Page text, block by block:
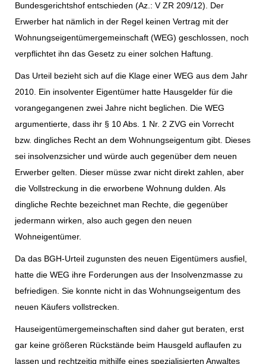
Bundesgerichtshof entschieden (Az.: V ZR 209/12). Der
Erwerber hat nämlich in der Regel keinen Vertrag mit der
Wohnungseigentümergemeinschaft (WEG) geschlossen, noch
verpflichtet ihn das Gesetz zu einer solchen Haftung.
Das Urteil bezieht sich auf die Klage einer WEG aus dem Jahr
2010. Ein insolventer Eigentümer hatte Hausgelder für die
vorangegangenen zwei Jahre nicht beglichen. Die WEG
argumentierte, dass ihr § 10 Abs. 1 Nr. 2 ZVG ein Vorrecht
bzw. dingliches Recht an dem Wohnungseigentum gibt. Dieses
sei insolvenzsicher und würde auch gegenüber dem neuen
Erwerber gelten. Dieser müsse zwar nicht direkt zahlen, aber
die Vollstreckung in die erworbene Wohnung dulden. Als
dingliche Rechte bezeichnet man Rechte, die gegenüber
jedermann wirken, also auch gegen den neuen
Wohneigentümer.
Da das BGH-Urteil zugunsten des neuen Eigentümers ausfiel,
hatte die WEG ihre Forderungen aus der Insolvenzmasse zu
befriedigen. Sie konnte nicht in das Wohnungseigentum des
neuen Käufers vollstrecken.
Hauseigentümergemeinschaften sind daher gut beraten, erst
gar keine größeren Rückstände beim Hausgeld auflaufen zu
lassen und rechtzeitig mithilfe eines spezialisierten Anwaltes